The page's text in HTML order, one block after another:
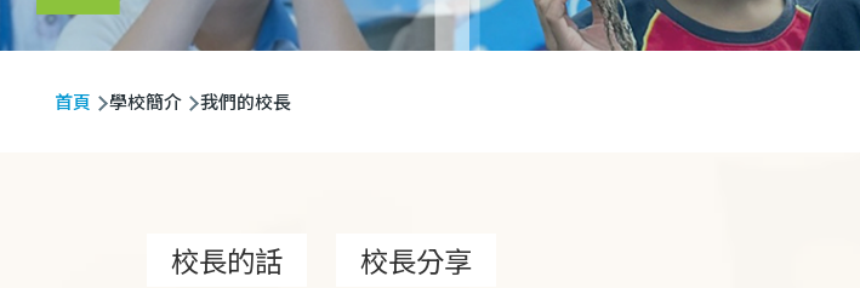
航
首頁 學校簡介 我們的校長
校長的話 校長分享